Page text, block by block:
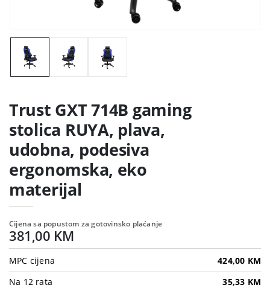
Trust GXT 714B gaming
stolica RUYA, plava,
udobna, podesiva
ergonomska, eko
materijal
Cijena sa popustom za gotovinsko plaćanje
381,00 KM
MPC cijena
424,00 KM
Na 12 rata
35,33 KM